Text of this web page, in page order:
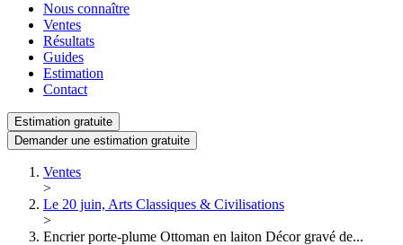
Nous connaître
Ventes
Résultats
Guides
Estimation
Contact
Estimation gratuite
Demander une estimation gratuite
Ventes
>
Le 20 juin, Arts Classiques & Civilisations
>
Encrier porte-plume Ottoman en laiton Décor gravé de...